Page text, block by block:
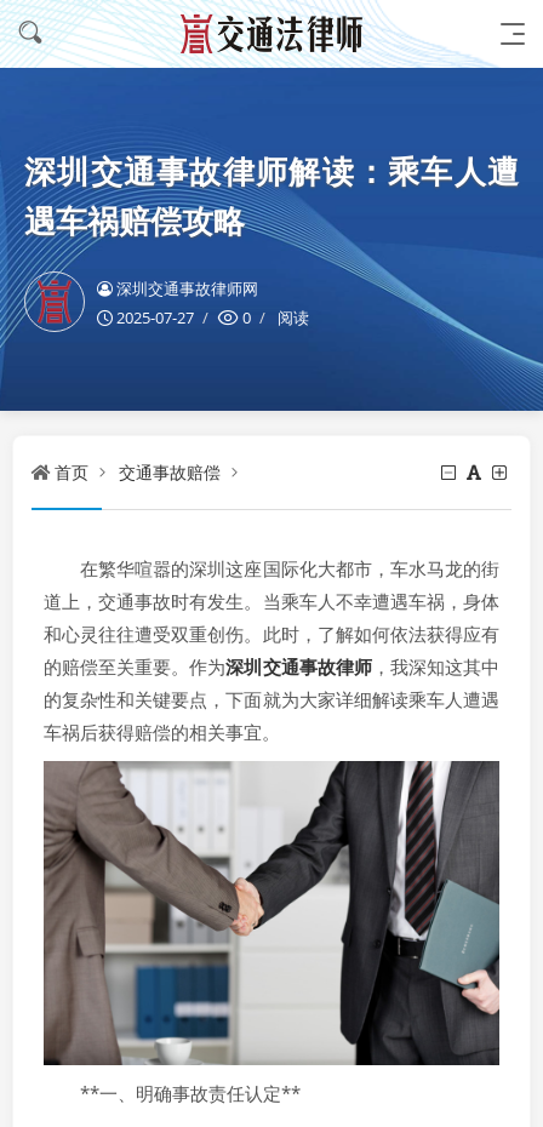
深圳交通事故律师解读：乘车人遭
遇车祸赔偿攻略
深圳交通事故律师网
2025-07-27
0 阅读
首页 交通事故赔偿
在繁华喧嚣的深圳这座国际化大都市，车水马龙的街
道上，交通事故时有发生。当乘车人不幸遭遇车祸，身体
和心灵往往遭受双重创伤。此时，了解如何依法获得应有
的赔偿至关重要。作为深圳交通事故律师，我深知这其中
的复杂性和关键要点，下面就为大家详细解读乘车人遭遇
车祸后获得赔偿的相关事宜。
**一、明确事故责任认定**